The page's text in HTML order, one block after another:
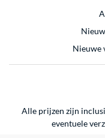
Nieuwe
Alle prijzen zijn
eventuele